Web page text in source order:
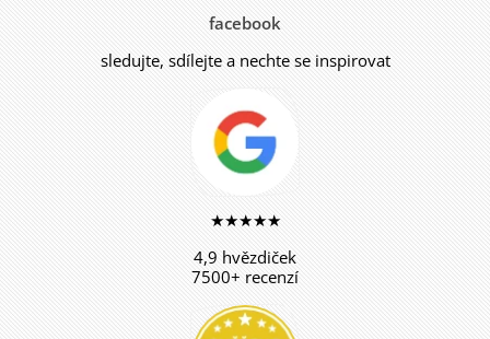
facebook
sledujte, sdílejte a nechte se inspirovat
★★★★★
4,9 hvězdiček
7500+ recenzí